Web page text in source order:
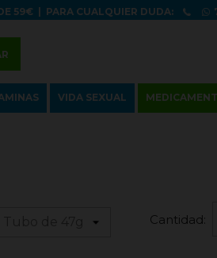
59€| PARA CUALQUIER DUDA:
VIDA SEXUAL
Cantidad: